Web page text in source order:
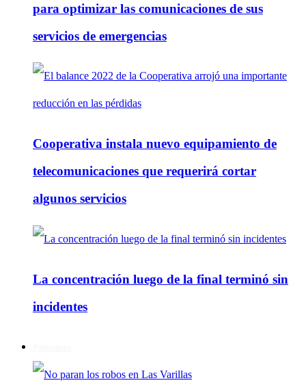
para optimizar las comunicaciones de sus
servicios de emergencias
Cooperativa instala nuevo equipamiento de
telecomunicaciones que requerirá cortar
algunos servicios
La concentración luego de la final terminó sin
incidentes